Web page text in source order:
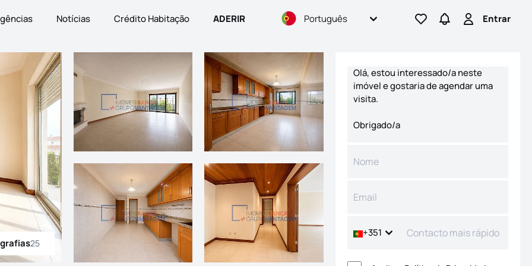
Notícias Crédito Habitação ADERIR Português Ir para os favoritos
Ir para pesquisas
Entrar
Entrar
as fotografias
25
+351